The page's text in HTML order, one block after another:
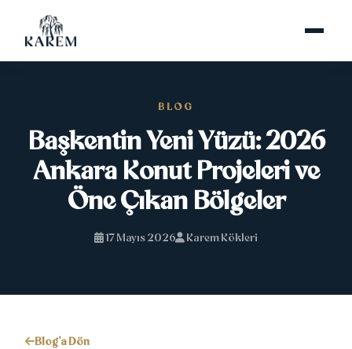
BLOG
Başkentin Yeni Yüzü: 2026
Ankara Konut Projeleri ve
Öne Çıkan Bölgeler
17 Mayıs 2026 Karem Kökleri
Blog'a Dön